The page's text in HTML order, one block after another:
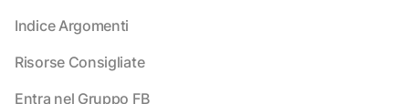
Indice Argomenti
Risorse Consigliate
Entra nel Gruppo FB